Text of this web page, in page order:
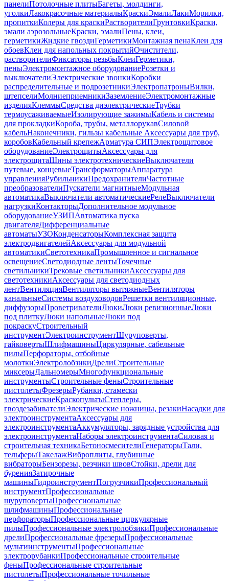
панелиПотолочные плитыБагеты, молдинги,
уголкиЛакокрасочные материалыКраскиЭмалиЛакиМорилки,
пропиткиКолеры для краскиРастворителиГрунтовкиКраски,
эмали аэрозольныеКраски, эмалиПены, клеи,
герметикиЖидкие гвоздиГерметикиМонтажная пенаКлеи для
обоевКлеи для напольных покрытийОчистители,
растворителиФиксаторы резьбыКлеиГерметики,
пеныЭлектромонтажное оборудованиеРозетки и
выключателиЭлектрические звонкиКоробки
распределительные и подрозетникиЭлектропатроныВилки,
штепселиМолниеприемникиЗаземлениеЭлектромонтажные
изделияКлеммыСредства диэлектрическиеТрубки
термоусаживаемыеИзолирующие зажимыКабель и системы
для прокладкиКороба, трубы, металлорукавСиловой
кабельНаконечники, гильзы кабельные Аксессуары для труб,
коробовКабельный крепежАрматура СИПЭлектрощитовое
оборудованиеЭлектрощитыАксессуары для
электрощитаШины электротехническиеВыключатели
путевые, концевыеТрансформаторыАппаратура
управленияРубильникиПредохранителиЧастотные
преобразователиПускатели магнитныеМодульная
автоматикаВыключатели автоматическиеРелеВыключатели
нагрузкиКонтакторыДополнительное модульное
оборудованиеУЗИПАвтоматика пуска
двигателяДифференциальные
автоматыУЗОКонденсаторыКомплексная защита
электродвигателейАксессуары для модульной
автоматикиСветотехникаПромышленное и сигнальное
освещениеСветодиодные лентыТочечные
светильникиТрековые светильникиАксессуары для
светотехникиАксессуары для светодиодных
лентВентиляцияВентиляторы вытяжныеВентиляторы
канальныеСистемы воздуховодовРешетки вентиляционные,
диффузорыПроветривателиЛюкиЛюки ревизионныеЛюки
под плиткуЛюки напольныеЛюки под
покраскуСтроительный
инструментЭлектроинструментШуруповерты,
гайковертыШлифмашиныЦиркулярные, сабельные
пилыПерфораторы, отбойные
молоткиЭлектролобзикиДрелиСтроительные
миксерыДальномерыМногофункциональные
инструментыСтроительные феныСтроительные
пистолетыФрезерыРубанки, стамески
электрическиеКраскопультыСтеплеры,
гвоздезабивателиЭлектрические ножницы, резакиНасадки для
электроинструментаАксессуары для
электроинструментаАккумуляторы, зарядные устройства для
электроинструментаНаборы электроинструментаСиловая и
строительная техникаБетоносмесителиГенераторыТали,
тельферыТакелажВиброплиты, глубинные
вибраторыБензорезы, резчики швовСтойки, дрели для
буренияЗатирочные
машиныГидроинструментПогрузчикиПрофессиональный
инструментПрофессиональные
шуруповертыПрофессиональные
шлифмашиныПрофессиональные
перфораторыПрофессиональные циркулярные
пилыПрофессиональные электролобзикиПрофессиональные
дрелиПрофессиональные фрезерыПрофессиональные
мультиинструментыПрофессиональные
электрорубанкиПрофессиональные строительные
феныПрофессиональные строительные
пистолетыПрофессиональные точильные